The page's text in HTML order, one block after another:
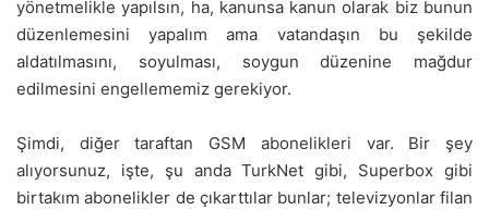
yönetmelikle yapılsın, ha, kanunsa kanun olarak biz bunun
düzenlemesini yapalım ama vatandaşın bu şekilde
aldatılmasını, soyulması, soygun düzenine mağdur
edilmesini engellememiz gerekiyor.
Şimdi, diğer taraftan GSM abonelikleri var. Bir şey
alıyorsunuz, işte, şu anda TurkNet gibi, Superbox gibi
birtakım abonelikler de çıkarttılar bunlar; televizyonlar filan